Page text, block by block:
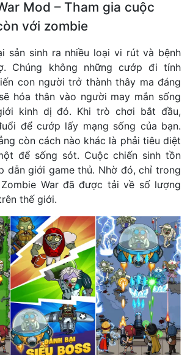
Mod – Tham gia cuộc
với zombie
sản sinh ra nhiều loại vi rút và bệnh
Chúng không những cướp đi tính
con người trở thành thây ma đáng
hóa thân vào người may mắn sống
kinh dị đó. Khi trò chơi bắt đầu,
để cướp lấy mạng sống của bạn.
còn cách nào khác là phải tiêu diệt
để sống sót. Cuộc chiến sinh tồn
dẫn giới game thủ. Nhờ đó, chỉ trong
War đã được tải về số lượng
thế giới.